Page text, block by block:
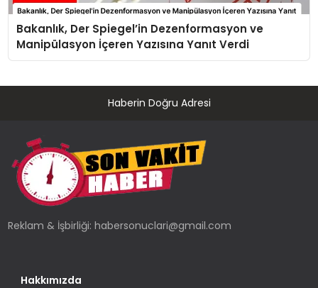
Bakanlık, Der Spiegel’in Dezenformasyon ve
Manipülasyon İçeren Yazısına Yanıt Verdi
Haberin Doğru Adresi
Reklam & İşbirliği:habersonuclari@gmail.com
Hakkımızda